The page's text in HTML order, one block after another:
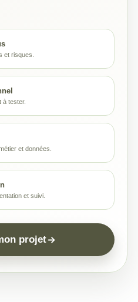
et risques.
à tester.
et données.
et suivi.
projet